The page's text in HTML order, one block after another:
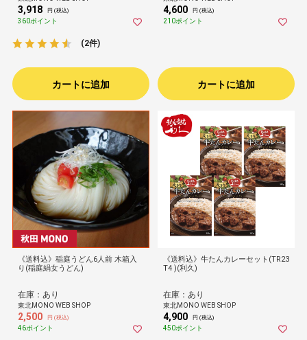
3,918 円 (税込)
360ポイント
(2件)
カートに追加
4,600 円 (税込)
210ポイント
カートに追加
《送料込》稲庭うどん6人前 木箱入
り(稲庭絹女うどん)
在庫：あり
東北MONO WEB SHOP
2,500 円 (税込)
46ポイント
《送料込》牛たんカレーセット(TR23
T4 )(利久)
在庫：あり
東北MONO WEB SHOP
4,900 円 (税込)
450ポイント